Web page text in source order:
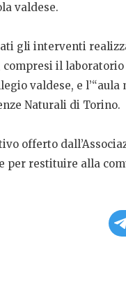
valdese.
gli interventi
il
valdese, e
Naturali di Torino.
offerto
per restituire alla